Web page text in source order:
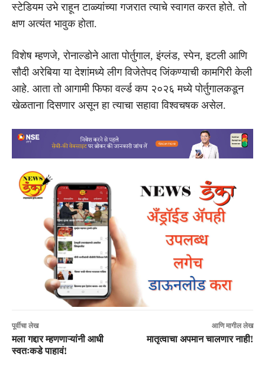
स्टेडियम उभे राहून टाळ्यांच्या गजरात त्याचे स्वागत करत होते. तो
क्षण अत्यंत भावुक होता.
विशेष म्हणजे, रोनाल्डोने आता पोर्तुगाल, इंग्लंड, स्पेन, इटली आणि
सौदी अरेबिया या देशांमध्ये लीग विजेतेपद जिंकण्याची कामगिरी केली
आहे. आता तो आगामी फिफा वर्ल्ड कप २०२६ मध्ये पोर्तुगालकडून
खेळताना दिसणार असून हा त्याचा सहावा विश्वचषक असेल.
पूर्वीचा लेख
मला गद्दार म्हणणाऱ्यांनी आधी
स्वतःकडे पाहावं!
आणि मागील लेख
मातृत्वाचा अपमान चालणार नाही!